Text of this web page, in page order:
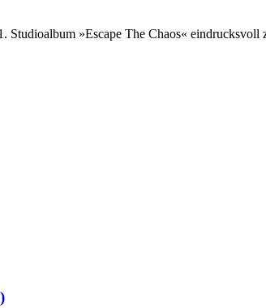
»Escape The Chaos«